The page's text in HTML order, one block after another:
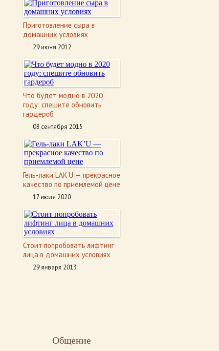
Приготовление сыра в
домашних условиях
29 июня 2012
Что будет модно в 2020
году: спешите обновить
гардероб
08 сентября 2015
Гель-лаки LAK’U — прекрасное
качество по приемлемой цене
17 июля 2020
Стоит попробовать лифтинг
лица в домашних условиях
29 января 2013
Общение